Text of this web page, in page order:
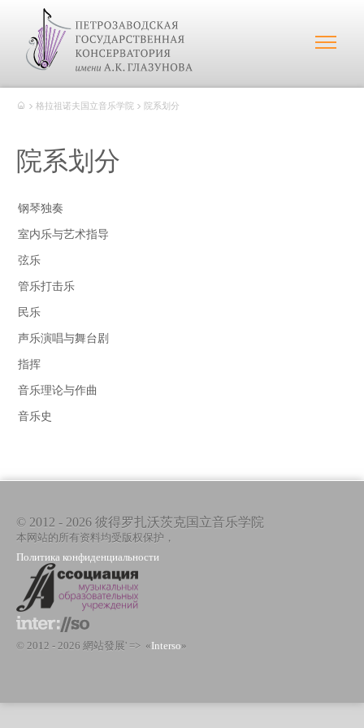
格拉祖诺夫国立音乐学院 院系划分
院系划分
钢琴独奏
室内乐与艺术指导
弦乐
管乐打击乐
民乐
声乐演唱与舞台剧
指挥
音乐理论与作曲
音乐史
© 2012 - 2026 彼得罗扎沃茨克国立音乐学院
本网站的所有资料均受版权保护，
Политика конфиденциальности
© 2012 - 2026 網站發展' => «Interso»